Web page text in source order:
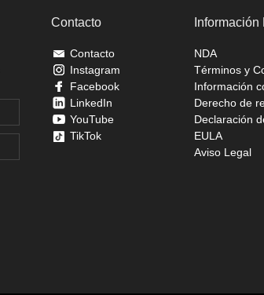
Contacto
Contacto
Instagram
Facebook
LinkedIn
YouTube
TikTok
Información
NDA
Términos y
Información
Derecho de
Declaración
EULA
Aviso Legal